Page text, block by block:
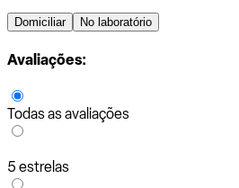
Domiciliar No laboratório
Avaliações:
Todas as avaliações
5 estrelas